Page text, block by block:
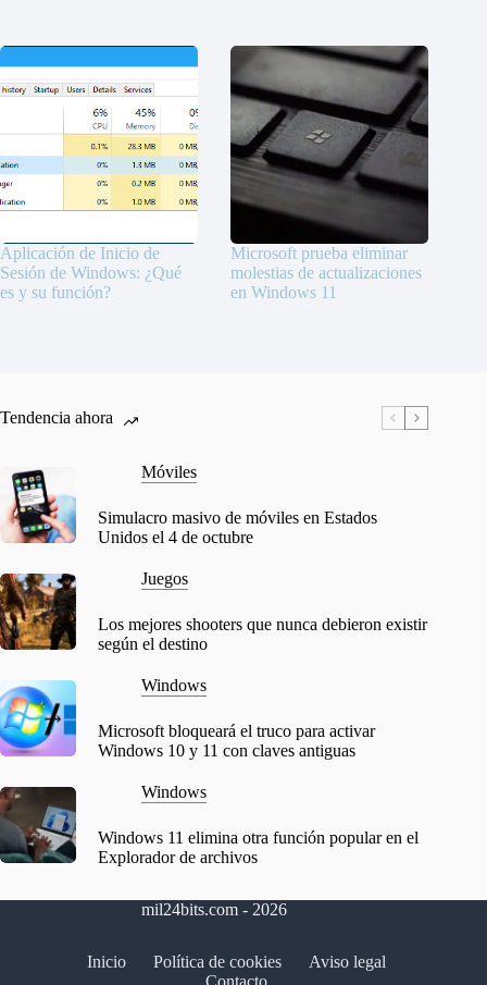
Aplicación de Inicio de
Sesión de Windows: ¿Qué
es y su función?
Microsoft prueba eliminar
molestias de actualizaciones
en Windows 11
Tendencia ahora
Móviles
Simulacro masivo de móviles en Estados
Unidos el 4 de octubre
Juegos
Los mejores shooters que nunca debieron existir
según el destino
Windows
Microsoft bloqueará el truco para activar
Windows 10 y 11 con claves antiguas
Windows
Windows 11 elimina otra función popular en el
Explorador de archivos
mil24bits.com - 2026
Inicio Política de cookies
Aviso legal